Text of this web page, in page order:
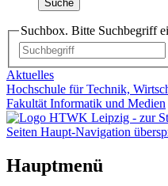
Suche
Suchbox. Bitte Suchbegriff
Aktuelles
Hochschule für Technik,
Fakultät Informatik und Medien
Seiten Haupt-Navigation
Hauptmenü